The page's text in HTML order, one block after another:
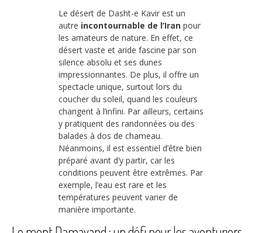
Le désert de Dasht-e Kavir est un
autre incontournable de l’Iran pour
les amateurs de nature. En effet, ce
désert vaste et aride fascine par son
silence absolu et ses dunes
impressionnantes. De plus, il offre un
spectacle unique, surtout lors du
coucher du soleil, quand les couleurs
changent à l’infini. Par ailleurs, certains
y pratiquent des randonnées ou des
balades à dos de chameau.
Néanmoins, il est essentiel d’être bien
préparé avant d’y partir, car les
conditions peuvent être extrêmes. Par
exemple, l’eau est rare et les
températures peuvent varier de
manière importante.